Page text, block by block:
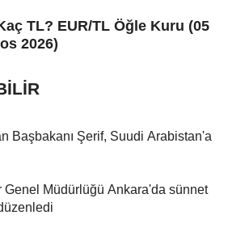
TL? EUR/TL Öğle Kuru (05
2026)
Başbakanı Şerif, Suudi Arabistan'a
Genel Müdürlüğü Ankara'da sünnet